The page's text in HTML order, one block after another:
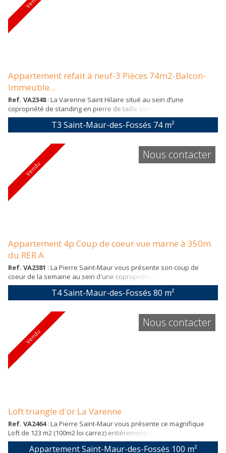
Appartement refait à neuf-3 Pièces 74m2-Balcon-
Immeuble...
Ref. VA2348: La Varenne Saint Hilaire situé au sein d’une
copropriété de standing en pierre de taille avec gardienne, bel
appartement 3 pièces traversant rénové en 2021 de 74m2 carrez
situé au deuxième étage sur trois avec ascenseur. Il se compose
indépendante entièrement aménagée et équipée, d’un séjour salle
à manger donnant sur un balcon terrasse...
T3 Saint-Maur-des-Fossés 74 m²
Vendu
Appartement 4p Coup de coeur vue marne à 350m
du RER A
Ref. VA2381 : La Pierre Saint-Maur vous présente son coup de
coeur de la semaine au sein d'une copropriété de standing
sécurisée et bien entretenue. Trés bel appartement familial avec
vue sur les bords de marne. Il se compose d'une entrée, d'une
le séjour baigné de lumière de part sa sublime baie vitré avec accès
balcon sur vue dégagée. ...
T4 Saint-Maur-des-Fossés 80 m²
Nous contacter
Vendu
Loft triangle d'or La Varenne
Ref. VA2464: La Pierre Saint-Maur vous présente ce magnifique
Loft de 123 m2 (100m2 loi carrez) entièrement refait à neuf en plein
coeur du prestigieux quartier de La Varenne Saint-Hilaire. Son
emplacement est idéal, proche de toutes les écoles , des
Appartement Saint-Maur-des-Fossés 100 m²
Nous contacter